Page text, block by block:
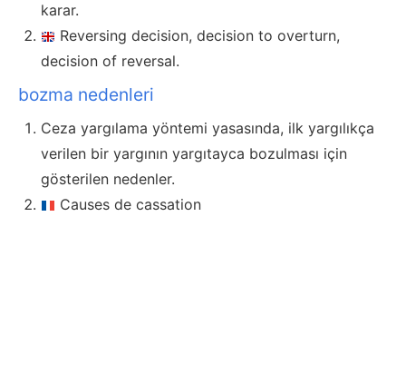
karar.
Reversing decision, decision to overturn,
decision of reversal.
bozma nedenleri
Ceza yargılama yöntemi yasasında, ilk yargılıkça
verilen bir yargının yargıtayca bozulması için
gösterilen nedenler.
Causes de cassation